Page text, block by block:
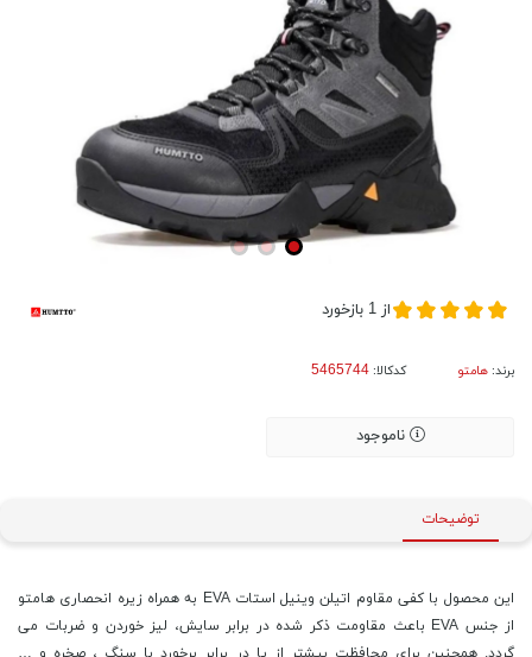
از 1 بازخورد
برند: هامتو کدکالا:
ناموجود
توضیحات
این محصول با کفی مقاوم اتیلن وینیل استات EVA به همراه زیره انحصاری هامتو
از جنس EVA باعث مقاومت ذکر شده در برابر سایش، لیز خوردن و ضربات می
گردد. همچنین برای محافظت بیشتر از پا در برابر برخورد با سنگ ، صخره و …